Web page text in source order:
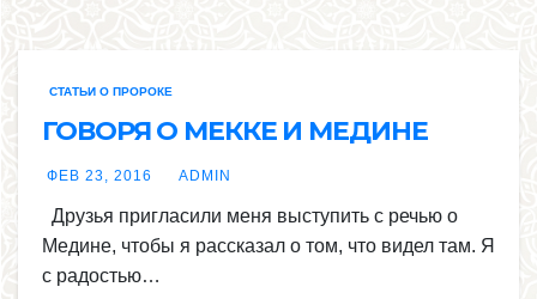
СТАТЬИ О ПРОРОКЕ
ГОВОРЯ О МЕККЕ И МЕДИНЕ
ФЕВ 23, 2016 ADMIN
Друзья пригласили меня выступить с речью о
Медине, чтобы я рассказал о том, что видел там. Я
с радостью…